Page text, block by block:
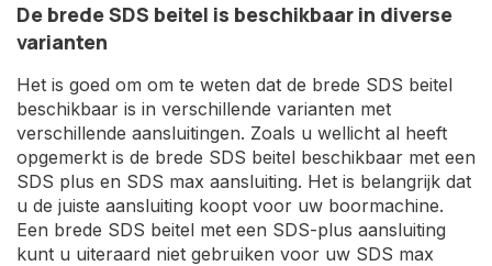
De brede SDS beitel is beschikbaar in diverse
varianten
Het is goed om om te weten dat de brede SDS beitel
beschikbaar is in verschillende varianten met
verschillende aansluitingen. Zoals u wellicht al heeft
opgemerkt is de brede SDS beitel beschikbaar met een
SDS plus en SDS max aansluiting. Het is belangrijk dat
u de juiste aansluiting koopt voor uw boormachine.
Een brede SDS beitel met een SDS-plus aansluiting
kunt u uiteraard niet gebruiken voor uw SDS max